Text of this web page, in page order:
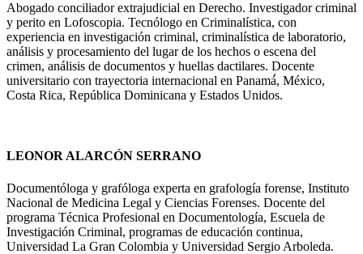
Abogado conciliador extrajudicial en Derecho. Investigador criminal
y perito en Lofoscopia. Tecnólogo en Criminalística, con
experiencia en investigación criminal, criminalística de laboratorio,
análisis y procesamiento del lugar de los hechos o escena del
crimen, análisis de documentos y huellas dactilares. Docente
universitario con trayectoria internacional en Panamá́, México,
Costa Rica, República Dominicana y Estados Unidos.
LEONOR ALARCÓN SERRANO
Documentóloga y grafóloga experta en grafología forense, Instituto
Nacional de Medicina Legal y Ciencias Forenses. Docente del
programa Técnica Profesional en Documentología, Escuela de
Investigación Criminal, programas de educación continua,
Universidad La Gran Colombia y Universidad Sergio Arboleda.